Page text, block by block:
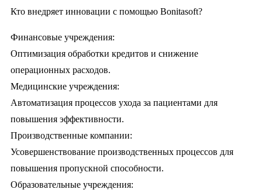
Кто внедряет инновации с помощью Bonitasoft?
Финансовые учреждения:
Оптимизация обработки кредитов и снижение
операционных расходов.
Медицинские учреждения:
Автоматизация процессов ухода за пациентами для
повышения эффективности.
Производственные компании:
Усовершенствование производственных процессов для
повышения пропускной способности.
Образовательные учреждения: